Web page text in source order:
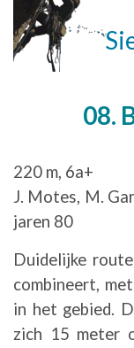
08.
220 m, 6a+
J. Motes, M.
jaren 80
Duidelijke
combineert,
in het gebied.
zich 15 meter